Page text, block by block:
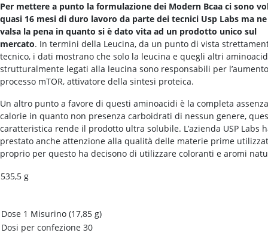
Per mettere a punto la formulazione dei Modern Bcaa ci sono
quasi 16 mesi di duro lavoro da parte dei tecnici Usp Labs ma
valsa la pena in quanto si è dato vita ad un prodotto unico sul
mercato. In termini della Leucina, da un punto di vista
tecnico, i dati mostrano che solo la leucina e quegli altri
strutturalmente legati alla leucina sono responsabili per
processo mTOR, attivatore della sintesi proteica.
Un altro punto a favore di questi aminoacidi è la completa
calorie in quanto non presenza carboidrati di nessun genere,
caratteristica rende il prodotto ultra solubile. L’azienda USP Labs
prestato anche attenzione alla qualità delle materie prime
proprio per questo ha decisono di utilizzare coloranti e aromi
535,5 g
Dose 1 Misurino (17,85 g)
Dosi per confezione 30